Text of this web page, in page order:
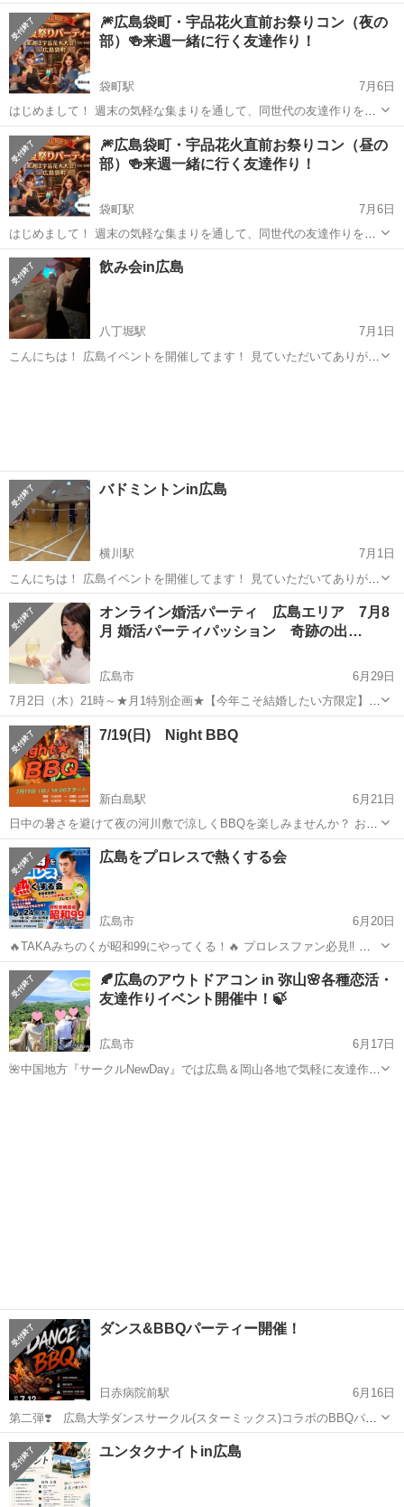
るサークル感覚のイベントです✨ 今回は、アクセス抜群な広島市袋町
周辺の「隠れ家レンタルスペース」を貸し切って、ちょっと贅沢なワ
インの飲み比べやクラフトビールを...
広島 広島市 袋町駅 パーティー クラフトビール
🎆広島袋町・宇品花火直前お祭りコン（夜の
部）🍻来週一緒に行く友達作り！
袋町駅
7月6日
はじめまして！ 週末の気軽な集まりを通して、同世代の友達作りをす
るサークル感覚のイベントです✨ いよいよ来週末は「宇品の花火大
会」ですね！ 「今年はみんなでワイワイ花火を見に行きたい！」とい
う方向けに、一緒に行く友達を作...
広島 広島市 袋町駅 パーティー 宇品
🎆広島袋町・宇品花火直前お祭りコン（昼の
部）🍻来週一緒に行く友達作り！
袋町駅
7月6日
はじめまして！ 週末の気軽な集まりを通して、同世代の友達作りをす
るサークル感覚のイベントです✨ いよいよ来週末は「宇品の花火大
会」ですね！ 「今年はみんなでワイワイ花火を見に行きたい！」とい
う方向けに、一緒に行く友達を作...
広島 広島市 袋町駅 パーティー
飲み会in広島
八丁堀駅
7月1日
こんにちは！ 広島イベントを開催してます！ 見ていただいてありがと
バドミントンin広島
横川駅
7月1日
こんにちは！ 広島イベントを開催してます！ 見ていただいてありがと
うございます😆 この度大人気のバドミントン6/13（月）の募集になり
ます🏸 お1人でも友達とでもご参加OKです！！ ・友達が欲しい人 ・
運動したい人 ...
広島 広島市 横川駅 パーティー
オンライン婚活パーティ 広島エリア 7月8
月 婚活パーティパッション 奇跡の出…
広島市
6月29日
7月2日（木）21時～★月1特別企画★【今年こそ結婚したい方限定】
ZOOM無料個別婚活相談セミナー 男性20歳～69歳0円 女性20歳～69
歳0円 https://www.passion-bridal.com/sched...
広島 広島市 パーティー
7/19(日) Night BBQ
新白島駅
6月21日
日中の暑さを避けて夜の河川敷で涼しくBBQを楽しみませんか？ お肉
やソフトドリンクは料金に含まれています。 お酒を飲みたい方は各自
ご持参ください。 ※ 今回は恋活・婚活イベントではなく友達作りイベ
ントです 日時：...
広島 広島市 新白島駅 パーティー 河川敷
広島をプロレスで熱くする会
広島市
6月20日
🔥TAKAみちのくが昭和99にやってくる！🔥 プロレスファン必見‼️ あ
のJTO代表・TAKAみちのく選手と直接話せる交流会を開催します✨ プ
ロレスの話はもちろん、 💪レスラーになりたい 🔥夢を叶えたい 🍺気
軽に交流し...
広島 広島市 パーティー プロレス
🍂広島のアウトドアコン in 弥山🌸各種恋活・
友達作りイベント開催中！🍃
広島市
6月17日
🌺中国地方『サークルNewDay』では広島＆岡山各地で気軽に友達作り
ダンス&BBQパーティー開催！
日赤病院前駅
6月16日
第二弾❣️ 広島大学ダンスサークル(スターミックス)コラボのBBQパー
ティー開催のお知らせです！ この夏熱いイベントで盛り上がろう✊
BBQしながら目の前でセクシーで圧巻のダンスパフォーマンスが見れ
広島 広島市 日赤病院前駅 パーティー
ユンタクナイトin広島